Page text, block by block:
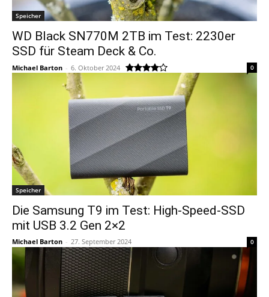
Speicher
WD Black SN770M 2TB im Test: 2230er
SSD für Steam Deck & Co.
Michael Barton - 6. Oktober 2024 0
Speicher
Die Samsung T9 im Test: High-Speed-SSD
mit USB 3.2 Gen 2×2
Michael Barton - 27. September 2024 0